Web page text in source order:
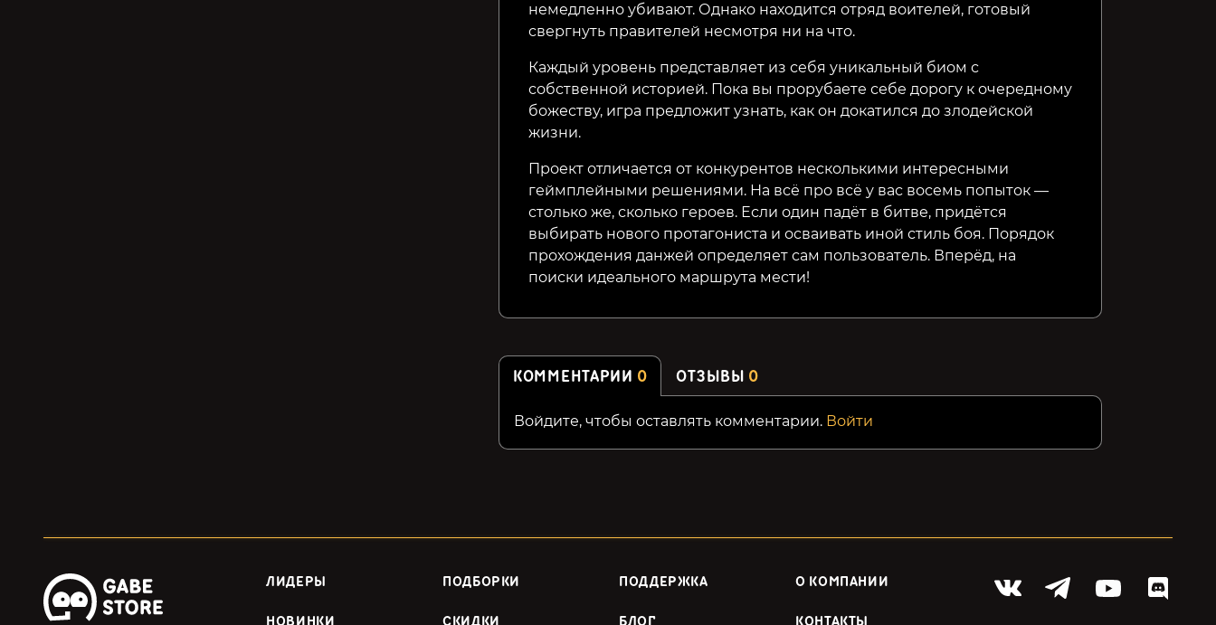
немедленно убивают. Однако находится отряд воителей, готовый
свергнуть правителей несмотря ни на что.
Каждый уровень представляет из себя уникальный биом с
собственной историей. Пока вы прорубаете себе дорогу к очередному
божеству, игра предложит узнать, как он докатился до злодейской
жизни.
Проект отличается от конкурентов несколькими интересными
геймплейными решениями. На всё про всё у вас восемь попыток —
столько же, сколько героев. Если один падёт в битве, придётся
выбирать нового протагониста и осваивать иной стиль боя. Порядок
прохождения данжей определяет сам пользователь. Вперёд, на
поиски идеального маршрута мести!
КОММЕНТАРИИ 0 ОТЗЫВЫ 0
Войдите, чтобы оставлять комментарии. Войти
ЛИДЕРЫ ПОДБОРКИ ПОДДЕРЖКА О КОМПАНИИ